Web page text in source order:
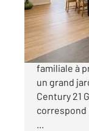
Vous êtes
familiale à
un grand
Century 21
correspond